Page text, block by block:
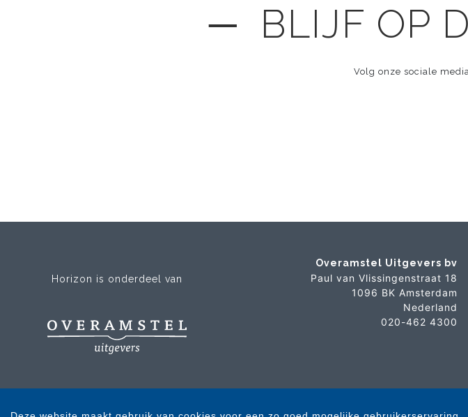
─ BLIJF OP
Volg onze sociale
Horizon is onderdeel van
Overamstel Uitgevers bv
Paul van Vlissingenstraat 18
1096 BK Amsterdam
Nederland
020-462 4300